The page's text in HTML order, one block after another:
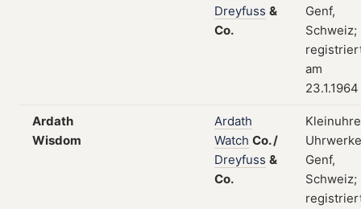
Dreyfuss &
Co.
Genf,
Schweiz;
am
23.1.1964
Ardath
Wisdom
Ardath
Watch Co./
Dreyfuss &
Co.
Genf,
Schweiz;